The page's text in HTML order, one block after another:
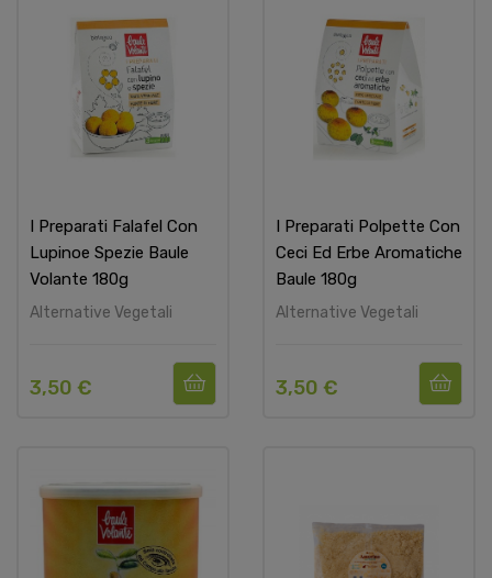
I Preparati Falafel Con
Lupinoe Spezie Baule
Volante 180g
Alternative Vegetali
3,50 €
I Preparati Polpette Con
Ceci Ed Erbe Aromatiche
Baule 180g
Alternative Vegetali
3,50 €